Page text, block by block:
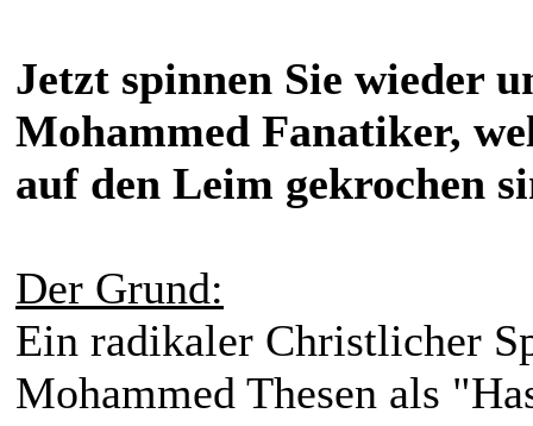
Jetzt spinnen Sie wieder
Mohammed Fanatiker,
auf den Leim gekrochen
Der Grund:
Ein radikaler Christlicher
Mohammed Thesen als